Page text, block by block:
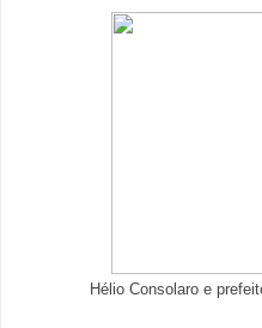
Hélio Consolaro e